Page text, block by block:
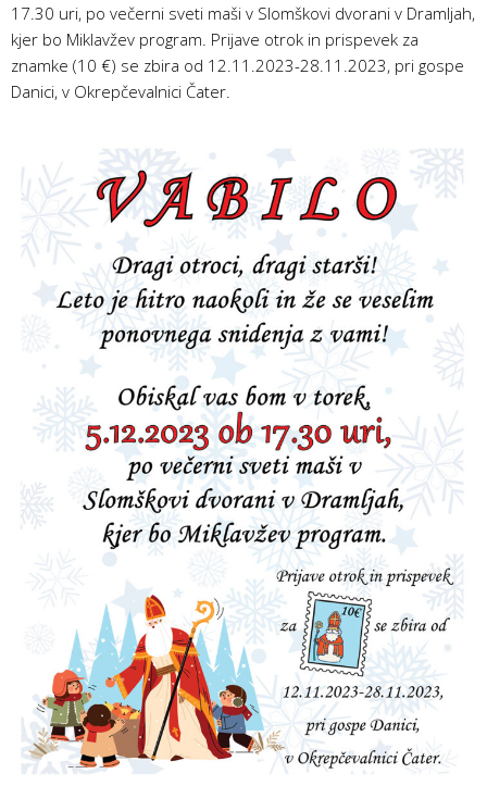
17.30 uri, po večerni sveti maši v Slomškovi dvorani v Dramljah,
kjer bo Miklavžev program. Prijave otrok in prispevek za
znamke (10 €) se zbira od 12.11.2023-28.11.2023, pri gospe
Danici, v Okrepčevalnici Čater.